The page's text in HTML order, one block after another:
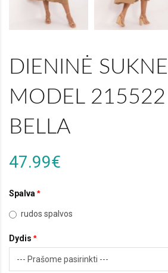
DIENINĖ
MODEL
BELLA
47.99€
Spalva
rudos spalvos
Dydis